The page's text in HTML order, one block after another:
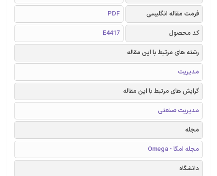
فرمت مقاله انگلیسی
PDF
کد محصول
E4417
رشته های مرتبط با این مقاله
مدیریت
گرایش های مرتبط با این مقاله
مدیریت صنعتی
مجله
مجله امگا - Omega
دانشگاه